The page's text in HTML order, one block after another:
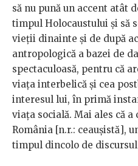
să nu pună un accent atât
timpul Holocaustului și să
vieții dinainte și de după
antropologică a bazei de
spectaculoasă, pentru că
viața interbelică și cea
interesul lui, în primă
viața socială. Mai ales că
România [n.r.: ceaușistă],
timpul dincolo de